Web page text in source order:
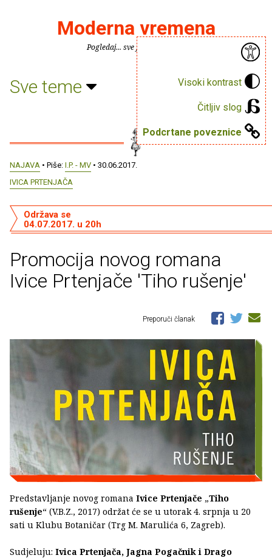
Visoki kontrast
Čitljiv slog
Podcrtane poveznice
Moderna vremena
Pogledaj... sve je puno knjiga.
Sve teme
NAJAVA • Piše: I.P. - MV • 30.06.2017.
IVICA PRTENJAČA
Promocija novog romana
Ivice Prtenjače 'Tiho rušenje'
Održava se
04.07.2017. u 20h
Preporuči članak
Predstavljanje novog romana Ivice Prtenjače „Tiho
rušenje“ (V.B.Z., 2017) održat će se u utorak 4. srpnja u 20
sati u Klubu Botaničar (Trg M. Marulića 6, Zagreb).
Sudjeluju: Ivica Prtenjača, Jagna Pogačnik i Drago